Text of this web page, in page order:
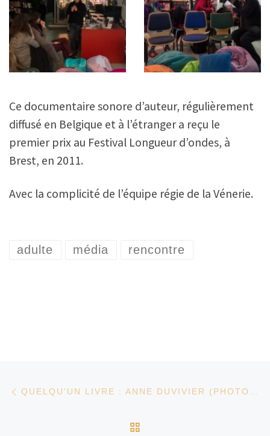
Ce documentaire sonore d’auteur, régulièrement
diffusé en Belgique et à l’étranger a reçu le
premier prix au Festival Longueur d’ondes, à
Brest, en 2011.
Avec la complicité de l’équipe régie de la Vénerie.
adulte média rencontre